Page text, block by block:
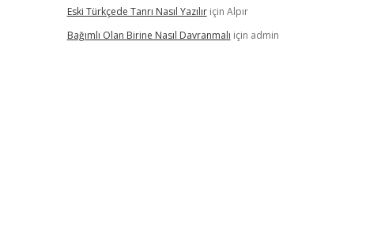
Eski Türkçede Tanrı Nasıl Yazılıriçin Alpır
Bağımlı Olan Birine Nasıl Davranmalı için admin